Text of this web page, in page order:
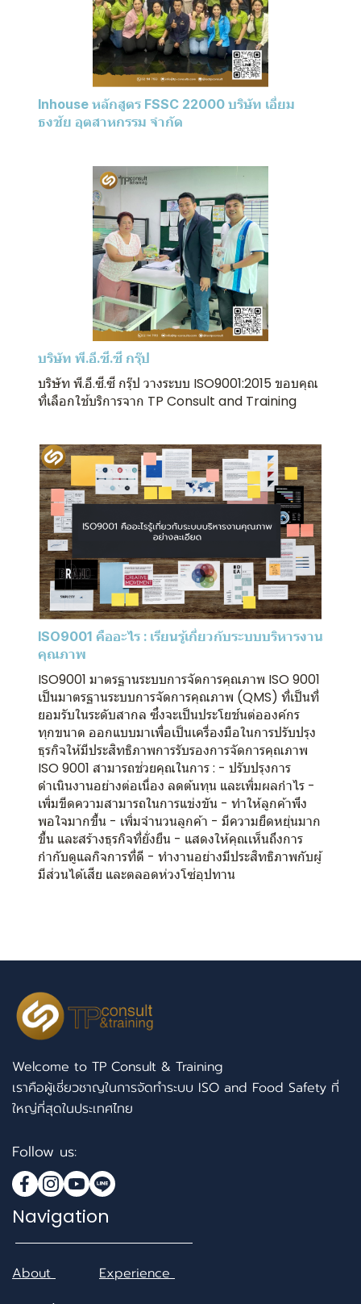
Inhouse หลักสูตร FSSC 22000 บริษัท เอี่ยม
ธงชัย อุตสาหกรรม จำกัด
บริษัท พี.อี.ซี.ซี กรุ๊ป
บริษัท พี.อี.ซี.ซี กรุ๊ป วางระบบ ISO9001:2015 ขอบคุณ
ที่เลือกใช้บริการจาก TP Consult and Training
ISO9001 คืออะไร : เรียนรู้เกี่ยวกับระบบบริหารงาน
คุณภาพ
ISO9001 มาตรฐานระบบการจัดการคุณภาพ ISO 9001
เป็นมาตรฐานระบบการจัดการคุณภาพ (QMS) ที่เป็นที่
ยอมรับในระดับสากล ซึ่งจะเป็นประโยช์นต่อองค์กร
ทุกขนาด ออกแบบมาเพื่อเป็นเครื่องมือในการปรับปรุง
ธุรกิจให้มีประสิทธิภาพการรับรองการจัดการคุณภาพ
ISO 9001 สามารถช่วยคุณในการ : - ปรับปรุงการ
ดำเนินงานอย่างต่อเนื่อง ลดต้นทุน และเพิ่มผลกำไร -
เพิ่มขีดความสามารถในการแข่งขัน - ทำให้ลูกค้าพึง
พอใจมากขึ้น - เพิ่มจำนวนลูกค้า - มีความยืดหยุ่นมาก
ขึ้น และสร้างธุรกิจที่ยั่งยืน - แสดงให้คุณเห็นถึงการ
กำกับดูแลกิจการที่ดี - ทำงานอย่างมีประสิทธิภาพกับผู้
มีส่วนได้เสีย และตลอดห่วงโซ่อุปทาน
Welcome to TP Consult & Training
เราคือผู้เชี่ยวชาญในการจัดทำระบบ ISO and Food Safety ที่
ใหญ่ที่สุดในประเทศไทย
Follow us:
Navigation
About Experience